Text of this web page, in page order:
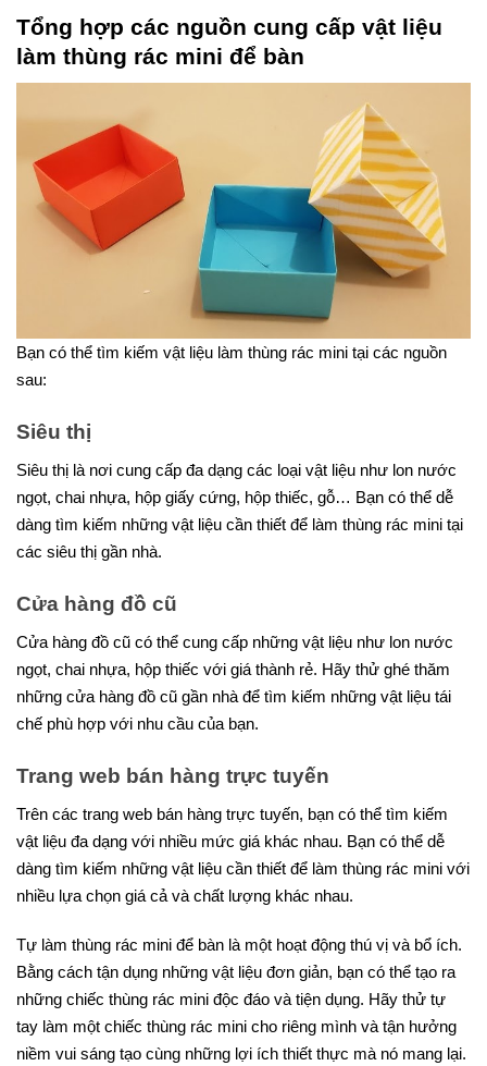
Tổng hợp các nguồn cung cấp vật liệu
làm thùng rác mini để bàn
Bạn có thể tìm kiếm vật liệu làm thùng rác mini tại các nguồn
sau:
Siêu thị
Siêu thị là nơi cung cấp đa dạng các loại vật liệu như lon nước
ngọt, chai nhựa, hộp giấy cứng, hộp thiếc, gỗ… Bạn có thể dễ
dàng tìm kiếm những vật liệu cần thiết để làm thùng rác mini tại
các siêu thị gần nhà.
Cửa hàng đồ cũ
Cửa hàng đồ cũ có thể cung cấp những vật liệu như lon nước
ngọt, chai nhựa, hộp thiếc với giá thành rẻ. Hãy thử ghé thăm
những cửa hàng đồ cũ gần nhà để tìm kiếm những vật liệu tái
chế phù hợp với nhu cầu của bạn.
Trang web bán hàng trực tuyến
Trên các trang web bán hàng trực tuyến, bạn có thể tìm kiếm
vật liệu đa dạng với nhiều mức giá khác nhau. Bạn có thể dễ
dàng tìm kiếm những vật liệu cần thiết để làm thùng rác mini với
nhiều lựa chọn giá cả và chất lượng khác nhau.
Tự làm thùng rác mini để bàn là một hoạt động thú vị và bổ ích.
Bằng cách tận dụng những vật liệu đơn giản, bạn có thể tạo ra
những chiếc thùng rác mini độc đáo và tiện dụng. Hãy thử tự
tay làm một chiếc thùng rác mini cho riêng mình và tận hưởng
niềm vui sáng tạo cùng những lợi ích thiết thực mà nó mang lại.